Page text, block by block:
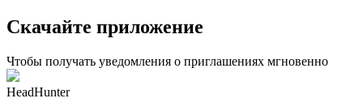
Скачайте приложение
Чтобы получать уведомления о приглашениях мгновенно
HeadHunter